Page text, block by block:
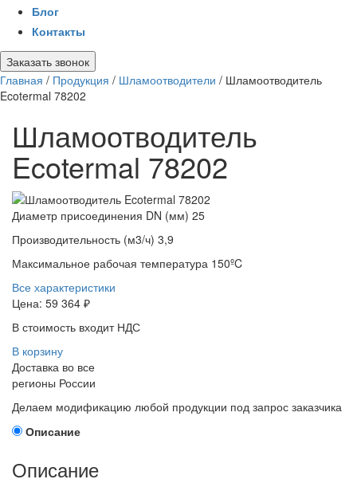
Блог
Контакты
Заказать звонок
Главная / Продукция / Шламоотводители / Шламоотводитель
Ecotermal 78202
Шламоотводитель
Ecotermal 78202
Диаметр присоединения DN (мм) 25
Производительность (м3/ч) 3,9
Максимальное рабочая температура 150ºC
Все характеристики
Цена: 59 364 ₽
В стоимость входит НДС
В корзину
Доставка во все
регионы России
Делаем модификацию любой продукции под запрос заказчика
Описание
Описание